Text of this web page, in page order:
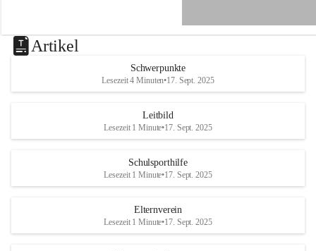
u
a
e
x
Artikel
Schwerpunkte
Lesezeit 4 Minuten•17. Sept. 2025
Leitbild
Lesezeit 1 Minute•17. Sept. 2025
Schulsporthilfe
Lesezeit 1 Minute•17. Sept. 2025
Elternverein
Lesezeit 1 Minute•17. Sept. 2025